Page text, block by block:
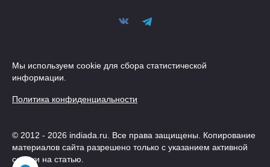
Мы используем cookie для сбора статистической
информации.
Политика конфиденциальности
© 2012 - 2026 indiada.ru. Все права защищены. Копирование
материалов сайта разрешено только с указанием активной
ссылки на статью.